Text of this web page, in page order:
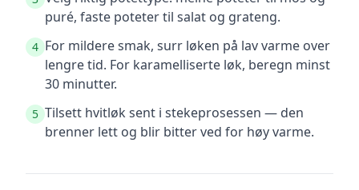
puré, faste poteter til salat og grateng.
4 For mildere smak, surr løken på lav varme over
lengre tid. For karamelliserte løk, beregn minst
30 minutter.
5 Tilsett hvitløk sent i stekeprosessen — den
brenner lett og blir bitter ved for høy varme.